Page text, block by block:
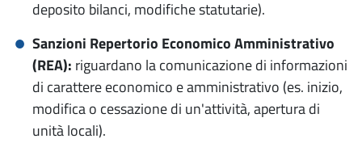
deposito bilanci, modifiche statutarie).
Sanzioni Repertorio Economico Amministrativo
(REA): riguardano la comunicazione di informazioni
di carattere economico e amministrativo (es. inizio,
modifica o cessazione di un'attività, apertura di
unità locali).